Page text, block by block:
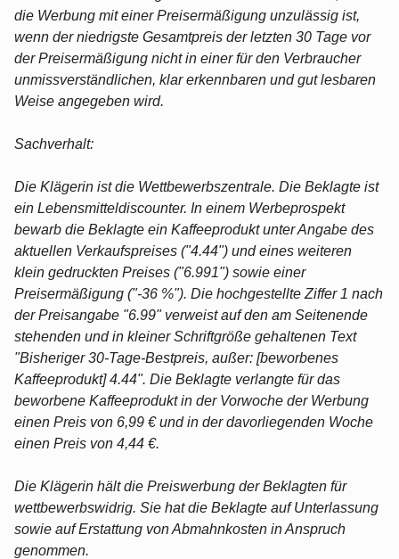
die Werbung mit einer Preisermäßigung unzulässig ist,
wenn der niedrigste Gesamtpreis der letzten 30 Tage vor
der Preisermäßigung nicht in einer für den Verbraucher
unmissverständlichen, klar erkennbaren und gut lesbaren
Weise angegeben wird.
Sachverhalt:
Die Klägerin ist die Wettbewerbszentrale. Die Beklagte ist
ein Lebensmitteldiscounter. In einem Werbeprospekt
bewarb die Beklagte ein Kaffeeprodukt unter Angabe des
aktuellen Verkaufspreises ("4.44") und eines weiteren
klein gedruckten Preises ("6.991") sowie einer
Preisermäßigung ("-36 %"). Die hochgestellte Ziffer 1 nach
der Preisangabe "6.99" verweist auf den am Seitenende
stehenden und in kleiner Schriftgröße gehaltenen Text
"Bisheriger 30-Tage-Bestpreis, außer: [beworbenes
Kaffeeprodukt] 4.44". Die Beklagte verlangte für das
beworbene Kaffeeprodukt in der Vorwoche der Werbung
einen Preis von 6,99 € und in der davorliegenden Woche
einen Preis von 4,44 €.
Die Klägerin hält die Preiswerbung der Beklagten für
wettbewerbswidrig. Sie hat die Beklagte auf Unterlassung
sowie auf Erstattung von Abmahnkosten in Anspruch
genommen.